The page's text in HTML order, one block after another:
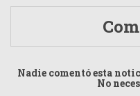
Nadie comentó esta
No